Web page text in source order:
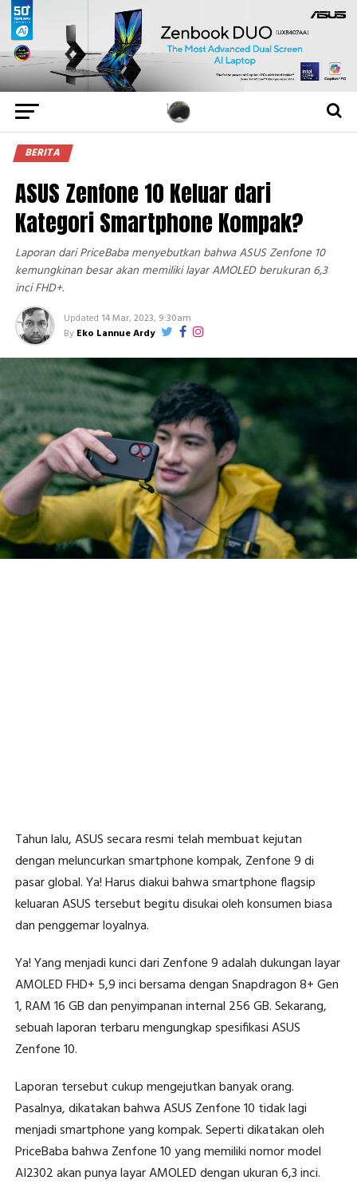
BERITA
ASUS Zenfone 10 Keluar dari
Kategori Smartphone Kompak?
Laporan dari PriceBaba menyebutkan bahwa ASUS Zenfone 10
kemungkinan besar akan memiliki layar AMOLED berukuran 6,3
inci FHD+.
Updated 14 Mar, 2023, 9:30am
By Eko Lannue Ardy
Tahun lalu, ASUS secara resmi telah membuat kejutan
dengan meluncurkan smartphone kompak, Zenfone 9 di
pasar global. Ya! Harus diakui bahwa smartphone flagsip
keluaran ASUS tersebut begitu disukai oleh konsumen biasa
dan penggemar loyalnya.
Ya! Yang menjadi kunci dari Zenfone 9 adalah dukungan layar
AMOLED FHD+ 5,9 inci bersama dengan Snapdragon 8+ Gen
1, RAM 16 GB dan penyimpanan internal 256 GB. Sekarang,
sebuah laporan terbaru mengungkap spesifikasi ASUS
Zenfone 10.
Laporan tersebut cukup mengejutkan banyak orang.
Pasalnya, dikatakan bahwa ASUS Zenfone 10 tidak lagi
menjadi smartphone yang kompak. Seperti dikatakan oleh
PriceBaba bahwa Zenfone 10 yang memiliki nomor model
AI2302 akan punya layar AMOLED dengan ukuran 6,3 inci.